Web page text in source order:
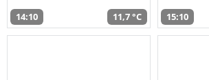
14:10 11,7 °C 15:10